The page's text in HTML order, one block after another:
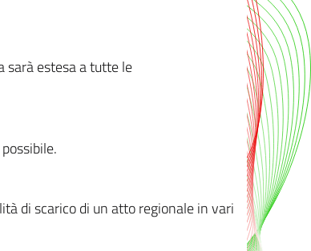
sarà estesa a tutte le
di scarico di un atto regionale in vari